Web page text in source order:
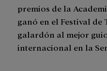
premios de la
ganó en el Festival
galardón al mejor
internacional en la